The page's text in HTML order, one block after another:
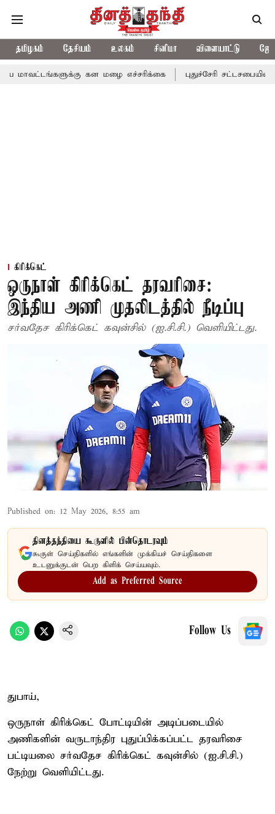
தமிழகம் தேசியம் உலகம் சினிமா விளையாட்டு
கன மழை எச்சரிக்கை புதுச்சேரி சட்டசபையில் வரும்
கிரிக்கெட்
ஒருநாள் கிரிக்கெட் தரவரிசை:
இந்திய அணி முதலிடத்தில் நீடிப்பு
சர்வதேச கிரிக்கெட் கவுன்சில் (ஐ.சி.சி.) வெளியிட்டது.
Published on: 12 May 2026, 8:55 am
தினத்தந்தியை கூகுளில் பின்தொடரவும்
கூகுள் செய்திகளில் எங்களின் முக்கியச் செய்திகளை
உடனுக்குடன் பெற கிளிக் செய்யவும்.
Add as Preferred Source
Follow Us
துபாய்,
ஒருநாள் கிரிக்கெட் போட்டியின் அடிப்படையில்
அணிகளின் வருடாந்திர புதுப்பிக்கப்பட்ட தரவரிசை
பட்டியலை சர்வதேச கிரிக்கெட் கவுன்சில் (ஐ.சி.சி.)
நேற்று வெளியிட்டது.